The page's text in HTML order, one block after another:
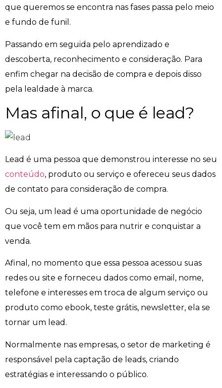
que queremos se encontra nas fases passa pelo meio
e fundo de funil.
Passando em seguida pelo aprendizado e
descoberta, reconhecimento e consideração. Para
enfim chegar na decisão de compra e depois disso
pela lealdade à marca.
Mas afinal, o que é lead?
Lead é uma pessoa que demonstrou interesse no seu
conteúdo, produto ou serviço e ofereceu seus dados
de contato para consideração de compra.
Ou seja, um lead é uma oportunidade de negócio
que você tem em mãos para nutrir e conquistar a
venda.
Afinal, no momento que essa pessoa acessou suas
redes ou site e forneceu dados como email, nome,
telefone e interesses em troca de algum serviço ou
produto como ebook, teste grátis, newsletter, ela se
tornar um lead.
Normalmente nas empresas, o setor de marketing é
responsável pela captação de leads, criando
estratégias e interessando o público.